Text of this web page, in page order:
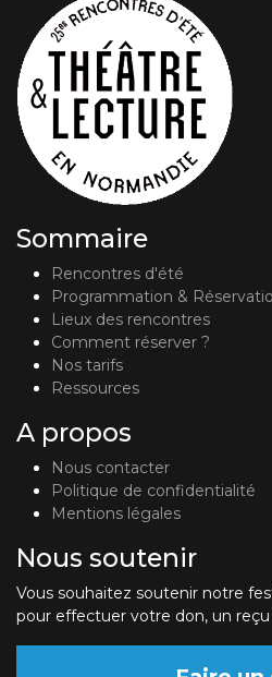
Sommaire
Rencontres d'été
Programmation &
Lieux des rencontres
Comment réserver ?
Nos tarifs
Ressources
A propos
Nous contacter
Politique de confidentialité
Mentions légales
Nous soutenir
Vous souhaitez soutenir notre
pour effectuer votre don, un reçu